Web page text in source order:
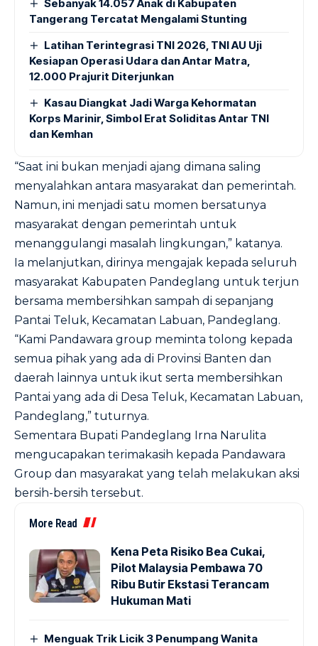
Sebanyak 14.057 Anak di Kabupaten
Tangerang Tercatat Mengalami Stunting
Latihan Terintegrasi TNI 2026, TNI AU Uji
Kesiapan Operasi Udara dan Antar Matra,
12.000 Prajurit Diterjunkan
Kasau Diangkat Jadi Warga Kehormatan
Korps Marinir, Simbol Erat Soliditas Antar TNI
dan Kemhan
“Saat ini bukan menjadi ajang dimana saling
menyalahkan antara masyarakat dan pemerintah.
Namun, ini menjadi satu momen bersatunya
masyarakat dengan pemerintah untuk
menanggulangi masalah lingkungan,” katanya.
Ia melanjutkan, dirinya mengajak kepada seluruh
masyarakat Kabupaten Pandeglang untuk terjun
bersama membersihkan sampah di sepanjang
Pantai Teluk, Kecamatan Labuan, Pandeglang.
“Kami Pandawara group meminta tolong kepada
semua pihak yang ada di Provinsi Banten dan
daerah lainnya untuk ikut serta membersihkan
Pantai yang ada di Desa Teluk, Kecamatan Labuan,
Pandeglang,” tuturnya.
Sementara Bupati Pandeglang Irna Narulita
mengucapakan terimakasih kepada Pandawara
Group dan masyarakat yang telah melakukan aksi
bersih-bersih tersebut.
More Read
Kena Peta Risiko Bea Cukai,
Pilot Malaysia Pembawa 70
Ribu Butir Ekstasi Terancam
Hukuman Mati
Menguak Trik Licik 3 Penumpang Wanita